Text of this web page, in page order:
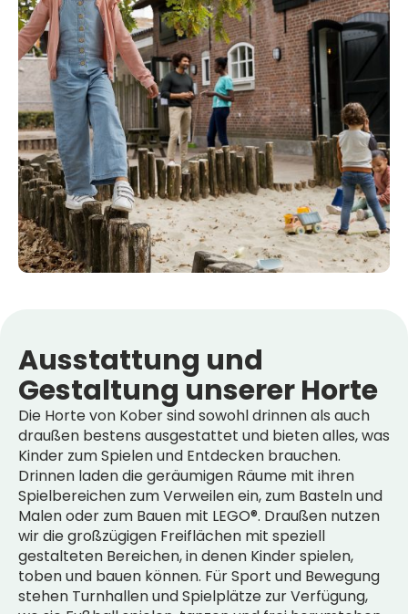
Ausstattung und
Gestaltung unsererHorte
Die Horte von Kober sind sowohl drinnen als auch
draußen bestens ausgestattet und bieten alles, was
Kinder zum Spielen und Entdecken brauchen.
Drinnen laden die geräumigen Räume mit ihren
Spielbereichen zum Verweilen ein, zum Basteln und
Malen oder zum Bauen mit LEGO®. Draußen nutzen
wir die großzügigen Freiflächen mit speziell
gestalteten Bereichen, in denen Kinder spielen,
toben und bauen können. Für Sport und Bewegung
stehen Turnhallen und Spielplätze zur Verfügung,